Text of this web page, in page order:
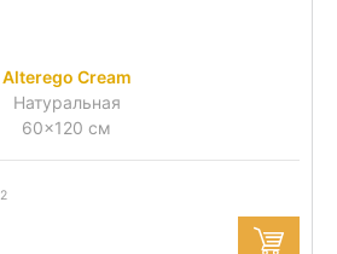
Alterego Cream
Натуральная
60x120 см
2